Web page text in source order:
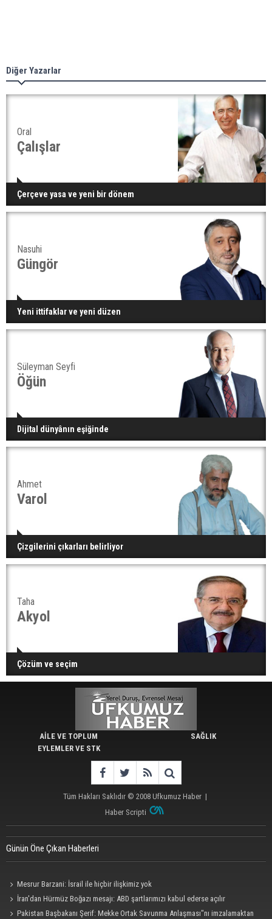
Diğer Yazarlar
Oral
Çalışlar
Çerçeve yasa ve yeni bir dönem
Nasuhi
Güngör
Yeni ittifaklar ve yeni düzen
Süleyman Seyfi
Öğün
Dijital dünyânın eşiğinde
Ahmet
Varol
Çizgilerini çıkarları belirliyor
Taha
Akyol
Çözüm ve seçim
AİLE VE TOPLUM
EYLEMLER VE STK
SAĞLIK
Tüm Hakları Saklıdır © 2008 Ufkumuz Haber |
Haber Scripti
Günün Öne Çıkan Haberleri
Mesrur Barzani: İsrail ile hiçbir ilişkimiz yok
İran'dan Hürmüz Boğazı mesajı: ABD şartlarımızı kabul ederse açılır
Pakistan Başbakanı Şerif: Mekke Ortak Savunma Anlaşması"nı imzalamaktan